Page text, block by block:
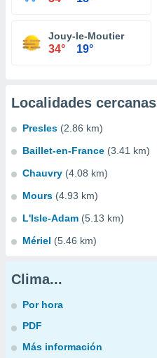
Jouy-le-Moutier
34° 19°
Localidades cercanas
Presles (2.86 km)
Baillet-en-France (3.41 km)
Chauvry (4.08 km)
Mours (4.93 km)
L'Isle-Adam (5.13 km)
Mériel (5.46 km)
Clima...
Por hora
PDF
Más información